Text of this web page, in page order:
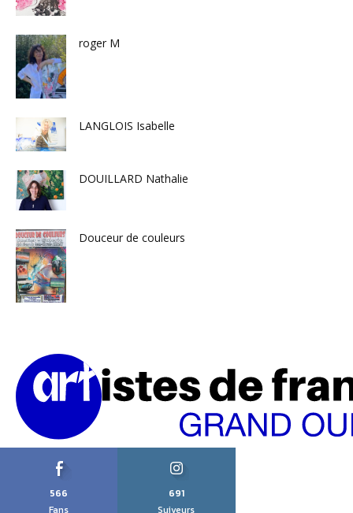
roger M
LANGLOIS Isabelle
DOUILLARD Nathalie
Douceur de couleurs
566
Fans
691
Suiveurs